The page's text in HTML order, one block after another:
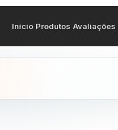
Início Produtos Avaliações